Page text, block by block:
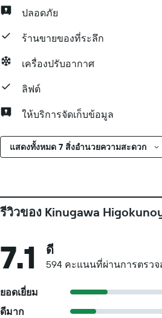
ปลอดภัย
ร้านขายของที่ระลึก
เครื่องปรับอากาศ
ลิฟต์
ให้บริการจัดเก็บข้อมูล
แสดงทั้งหมด 7 สิ่งอำนวยความสะดวก
รีวิวของ Kinugawa
7.1 ดี
594 คะแนนที่ผ่านการตรวจ
ยอดเยี่ยม
ดีมาก